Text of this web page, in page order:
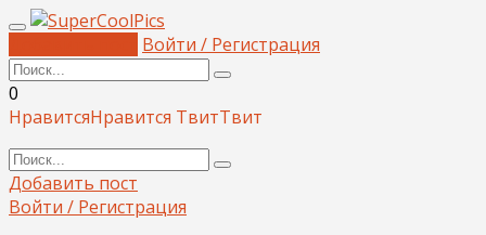
Войти / Регистрация
0
НравитсяНравится ТвитТвит
Добавить пост
Войти / Регистрация